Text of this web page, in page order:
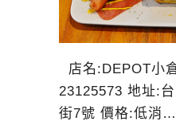
店名:DEPOT小
23125573 地址:
街7號 價格:低消…